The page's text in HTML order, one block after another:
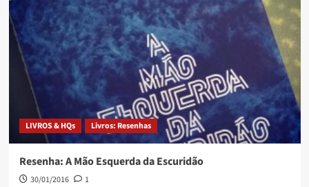
LIVROS & HQs Livros: Resenhas
Resenha: A Mão Esquerda da Escuridão
30/01/2016
1